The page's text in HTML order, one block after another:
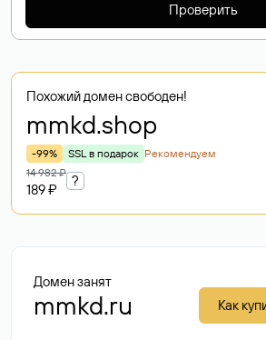
Проверить
Похожий домен свободен!
mmkd.shop
-99% SSL в подарок Рекомендуем
14 982 ₽
189 ₽
?
Домен занят
mmkd.ru Как